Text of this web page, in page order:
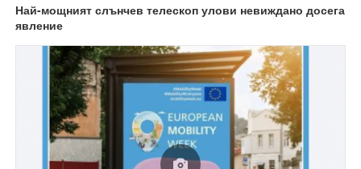
Най-мощният слънчев телескоп улови невиждано досега
явление